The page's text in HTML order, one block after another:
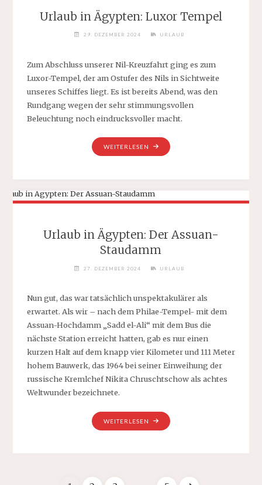
VILLAS“
Urlaub in Ägypten: Luxor Tempel
29. DEZEMBER 2024 URLAUB
Zum Abschluss unserer Nil-Kreuzfahrt ging es zum
Luxor-Tempel, der am Ostufer des Nils in Sichtweite
unseres Schiffes liegt. Es ist bereits Abend, was den
Rundgang wegen der sehr stimmungsvollen
Beleuchtung noch eindrucksvoller macht.
WEITERLESEN
„URLAUB
IN
LUXOR
TEMPEL“
Urlaub in Ägypten: Der Assuan-
Staudamm
27. DEZEMBER 2024 URLAUB
Nun gut, das war tatsächlich unspektakulärer als
erwartet. Als wir – nach dem Philae-Tempel- mit dem
Assuan-Hochdamm „Sadd el-Ali“ mit dem Bus die
nächste Station erreicht hatten, gab es nur einen
kurzen Halt auf dem knapp vier Kilometer und 111 Meter
hohem Bauwerk, das 1964 bei seiner Einweihung der
russische Kremlchef Nikita Chruschtschow als achtes
Weltwunder bezeichnete.
WEITERLESEN
„URLAUB
IN
DER
STAUDAMM“